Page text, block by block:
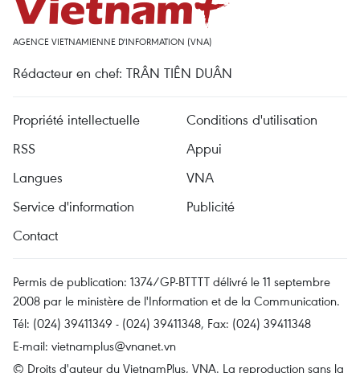
AGENCE VIETNAMIENNE D'INFORMATION (VNA)
Rédacteur en chef: TRÂN TIÊN DUÂN
Propriété intellectuelle
Conditions d'utilisation
RSS
Appui
Langues
VNA
Service d'information
Publicité
Contact
Permis de publication: 1374/GP-BTTTT délivré le 11 septembre
2008 par le ministère de l'Information et de la Communication.
Tél: (024) 39411349 - (024) 39411348, Fax: (024) 39411348
E-mail: vietnamplus@vnanet.vn
© Droits d'auteur du VietnamPlus, VNA. La reproduction sans la